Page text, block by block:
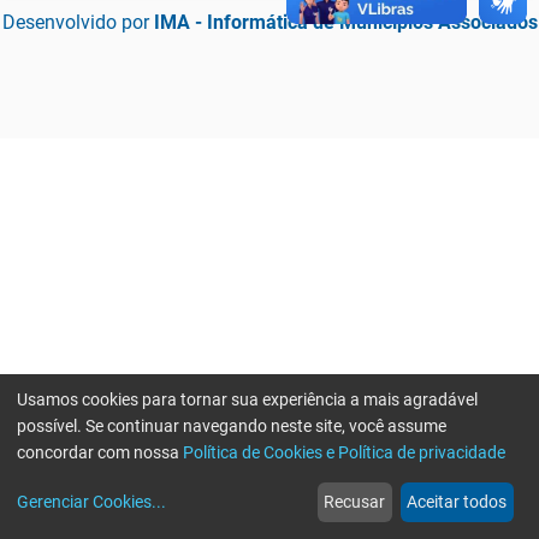
Desenvolvido por IMA - Informática de Municípios Associados
web
Notícias
more_horiz
Mais
Usamos cookies para tornar sua experiência a mais agradável
possível. Se continuar navegando neste site, você assume
concordar com nossa Política de Cookies e Política de privacidade
Gerenciar Cookies... Recusar Aceitar todos
Erro ao enviar informações, por favor tente novamente